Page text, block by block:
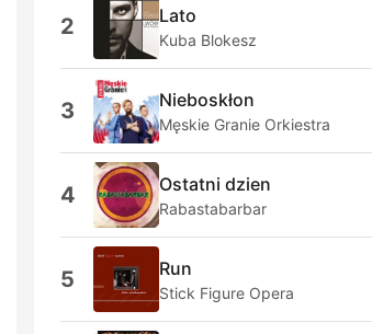
2 Lato
Kuba Blokesz
3 Nieboskłon
Męskie Granie Orkiestra
4 Ostatni dzien
Rabastabarbar
5 Run
Stick Figure Opera